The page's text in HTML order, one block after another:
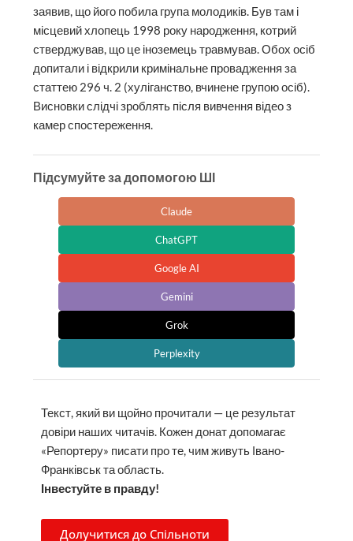
заявив, що його побила група молодиків. Був там і
місцевий хлопець 1998 року народження, котрий
стверджував, що це іноземець травмував. Обох осіб
допитали і відкрили кримінальне провадження за
статтею 296 ч. 2 (хуліганство, вчинене групою осіб).
Висновки слідчі зроблять після вивчення відео з
камер спостереження.
Підсумуйте за допомогою ШІ
Claude
ChatGPT
Google AI
Gemini
Grok
Perplexity
Текст, який ви щойно прочитали — це результат
довіри наших читачів. Кожен донат допомагає
«Репортеру» писати про те, чим живуть Івано-
Франківськ та область.
Інвестуйте в правду!
Долучитися до Спільноти